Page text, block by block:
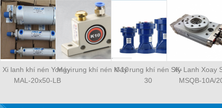
Xi lanh khí nén Yongyi
MAL-20x50-LB
Máy rung khí nén K-10Máy rung khí nén SK-
30
Xy Lanh Xoay
MSQB-10A/